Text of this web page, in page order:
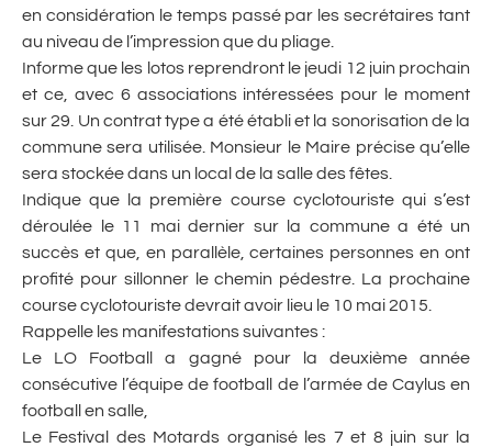
en considération le temps passé par les secrétaires tant
au niveau de l’impression que du pliage.
Informe que les lotos reprendront le jeudi 12 juin prochain
et ce, avec 6 associations intéressées pour le moment
sur 29. Un contrat type a été établi et la sonorisation de la
commune sera utilisée. Monsieur le Maire précise qu’elle
sera stockée dans un local de la salle des fêtes.
Indique que la première course cyclotouriste qui s’est
déroulée le 11 mai dernier sur la commune a été un
succès et que, en parallèle, certaines personnes en ont
profité pour sillonner le chemin pédestre. La prochaine
course cyclotouriste devrait avoir lieu le 10 mai 2015.
Rappelle les manifestations suivantes :
Le LO Football a gagné pour la deuxième année
consécutive l’équipe de football de l’armée de Caylus en
football en salle,
Le Festival des Motards organisé les 7 et 8 juin sur la